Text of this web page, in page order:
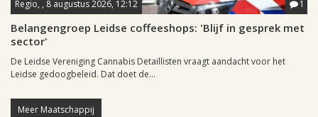
Regio, , 8 augustus 2026, 12:12 1
Belangengroep Leidse coffeeshops: 'Blijf in gesprek met
sector'
De Leidse Vereniging Cannabis Detaillisten vraagt aandacht voor het
Leidse gedoogbeleid. Dat doet de...
Meer Maatschappij